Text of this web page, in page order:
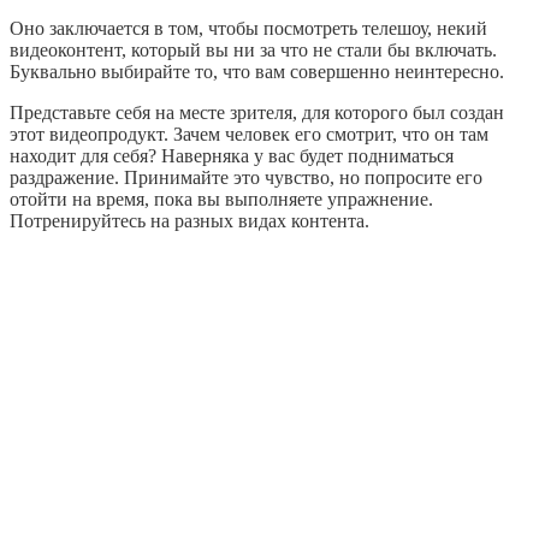
Оно заключается в том, чтобы посмотреть телешоу, некий
видеоконтент, который вы ни за что не стали бы включать.
Буквально выбирайте то, что вам совершенно неинтересно.
Представьте себя на месте зрителя, для которого был создан
этот видеопродукт. Зачем человек его смотрит, что он там
находит для себя? Наверняка у вас будет подниматься
раздражение. Принимайте это чувство, но попросите его
отойти на время, пока вы выполняете упражнение.
Потренируйтесь на разных видах контента.